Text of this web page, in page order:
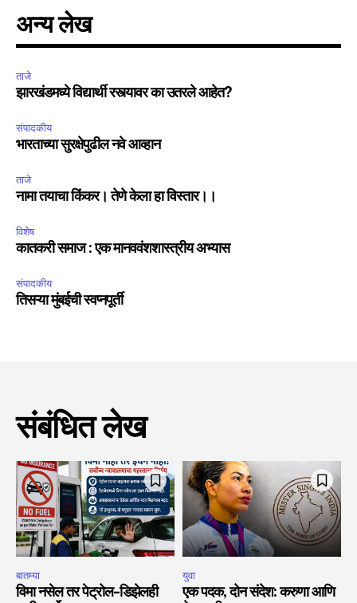
अन्य लेख
ताजे
झारखंडमध्ये विद्यार्थी रस्त्यावर का उतरले आहेत?
संपादकीय
भारताच्या सुरक्षेपुढील नवे आव्हान
ताजे
नामा तयाचा किंकर। तेणे केला हा विस्तार।।
विशेष
कातकरी समाज : एक मानववंशशास्त्रीय अभ्यास
संपादकीय
तिसऱ्या मुंबईची स्वप्नपूर्ती
संबंधित लेख
बातम्या
विमा नसेल तर पेट्रोल-डिझेलही
युवा
एक पदक, दोन संदेश: करुणा आणि